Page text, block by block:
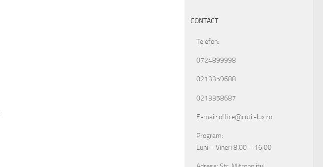
CONTACT
Telefon:
0724899998
0213359688
0213358687
E-mail: office@cutii-lux.ro
Program:
Luni – Vineri 8:00 – 16:00